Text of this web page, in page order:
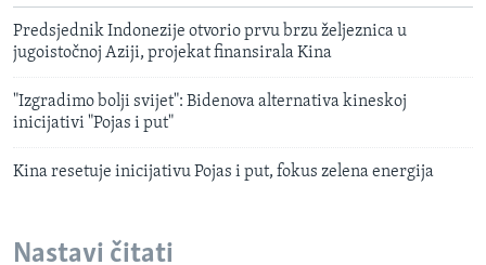
Predsjednik Indonezije otvorio prvu brzu željeznica u
jugoistočnoj Aziji, projekat finansirala Kina
"Izgradimo bolji svijet": Bidenova alternativa kineskoj
inicijativi "Pojas i put"
Kina resetuje inicijativu Pojas i put, fokus zelena energija
Nastavi čitati